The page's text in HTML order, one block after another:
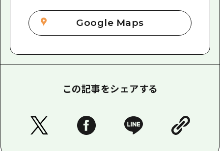
Google Maps
この記事をシェアする